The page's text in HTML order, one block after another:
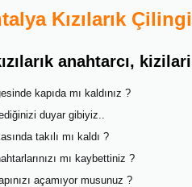
Kızılarık
anahtarcı,
kapıda mı kaldınız ?
duyar gibiyiz..
takılı mı kaldı ?
mı kaybettiniz ?
açamıyor musunuz ?